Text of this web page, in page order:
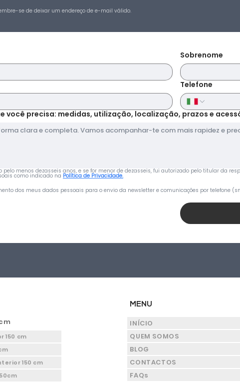
se de deixar um endereço de e-mail válido.
Sobrenome
Telefone
você precisa: medidas, utilização, localização, prazos e
pelo menos dezasseis anos, e se for menor de dezasseis, fui autorizado pelo titular da
como indicado na Política de Privacidade.
dos meus dados pessoais para o envio da newsletter e comunicações por telefone
150 cm
150 cm
MENU
INÍCIO
QUEM SOMOS
BLOG
CONTACTOS
FAQs